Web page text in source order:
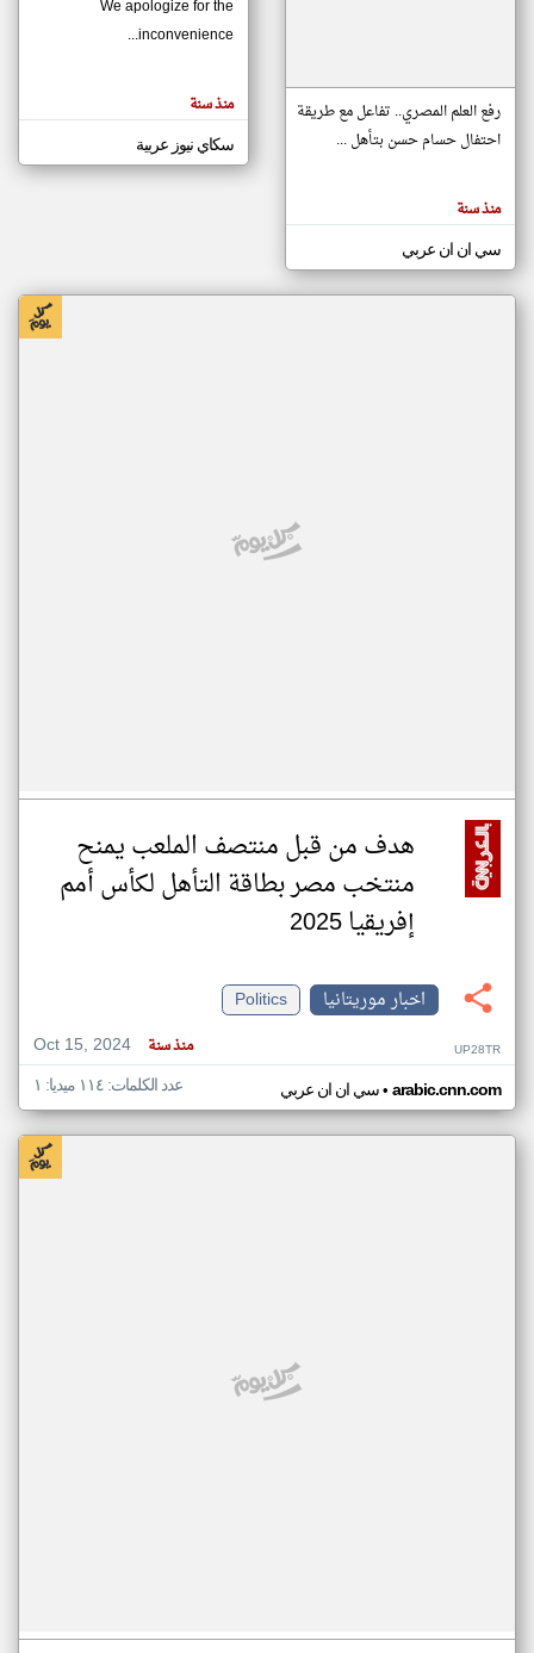
مصادر الأخبار من موريتانيا
اخبار موريتانيا على مدار الساعة
أهم اخبار موريتانيا العاجلة والمباشرة
المقالات
الموجوده
هنا عن
رفع العلم المصري.. تفاعل مع طريقة
احتفال حسام حسن بتأهل ...
منذ سنة
سي ان ان عربي
We apologize for the
inconvenience...
منذ سنة
سكاي نيوز عربية
هدف من قبل منتصف الملعب يمنح
منتخب مصر بطاقة التأهل لكأس أمم
إفريقيا 2025
اخبار موريتانيا
Politics
Oct 15, 2024
منذ سنة UP28TR
سي ان ان عربي• arabic.cnn.com عدد الكلمات: ١١٤ ميديا: ١
klyoum.com